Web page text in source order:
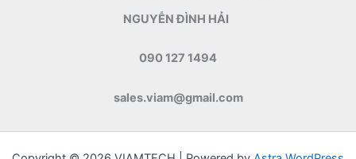
NGUYỄN ĐÌNH HẢI
090 127 1494
sales.viam@gmail.com